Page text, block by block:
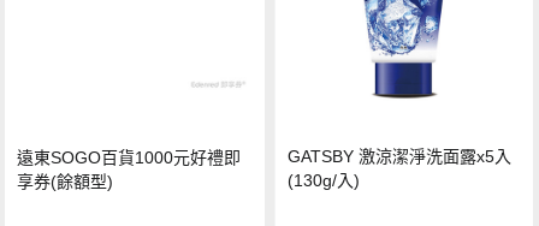
遠東SOGO百貨1000元好禮即
享券(餘額型)
GATSBY 激涼潔淨洗面露x5入
(130g/入)